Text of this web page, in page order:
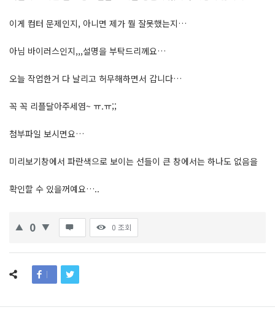
이게 컴터 문제인지, 아니면 제가 뭘 잘못했는지…
아님 바이러스인지,,,설명을 부탁드리께요…
오늘 작업한거 다 날리고 허무해하면서 갑니다…
꼭 꼭 리플달아주세염~ ㅠ.ㅠ;;
첨부파일 보시면요…
미리보기창에서 파란색으로 보이는 선들이 큰 창에서는 하나도 없음을
확인할 수 있을꺼예요…..
0 0 조회